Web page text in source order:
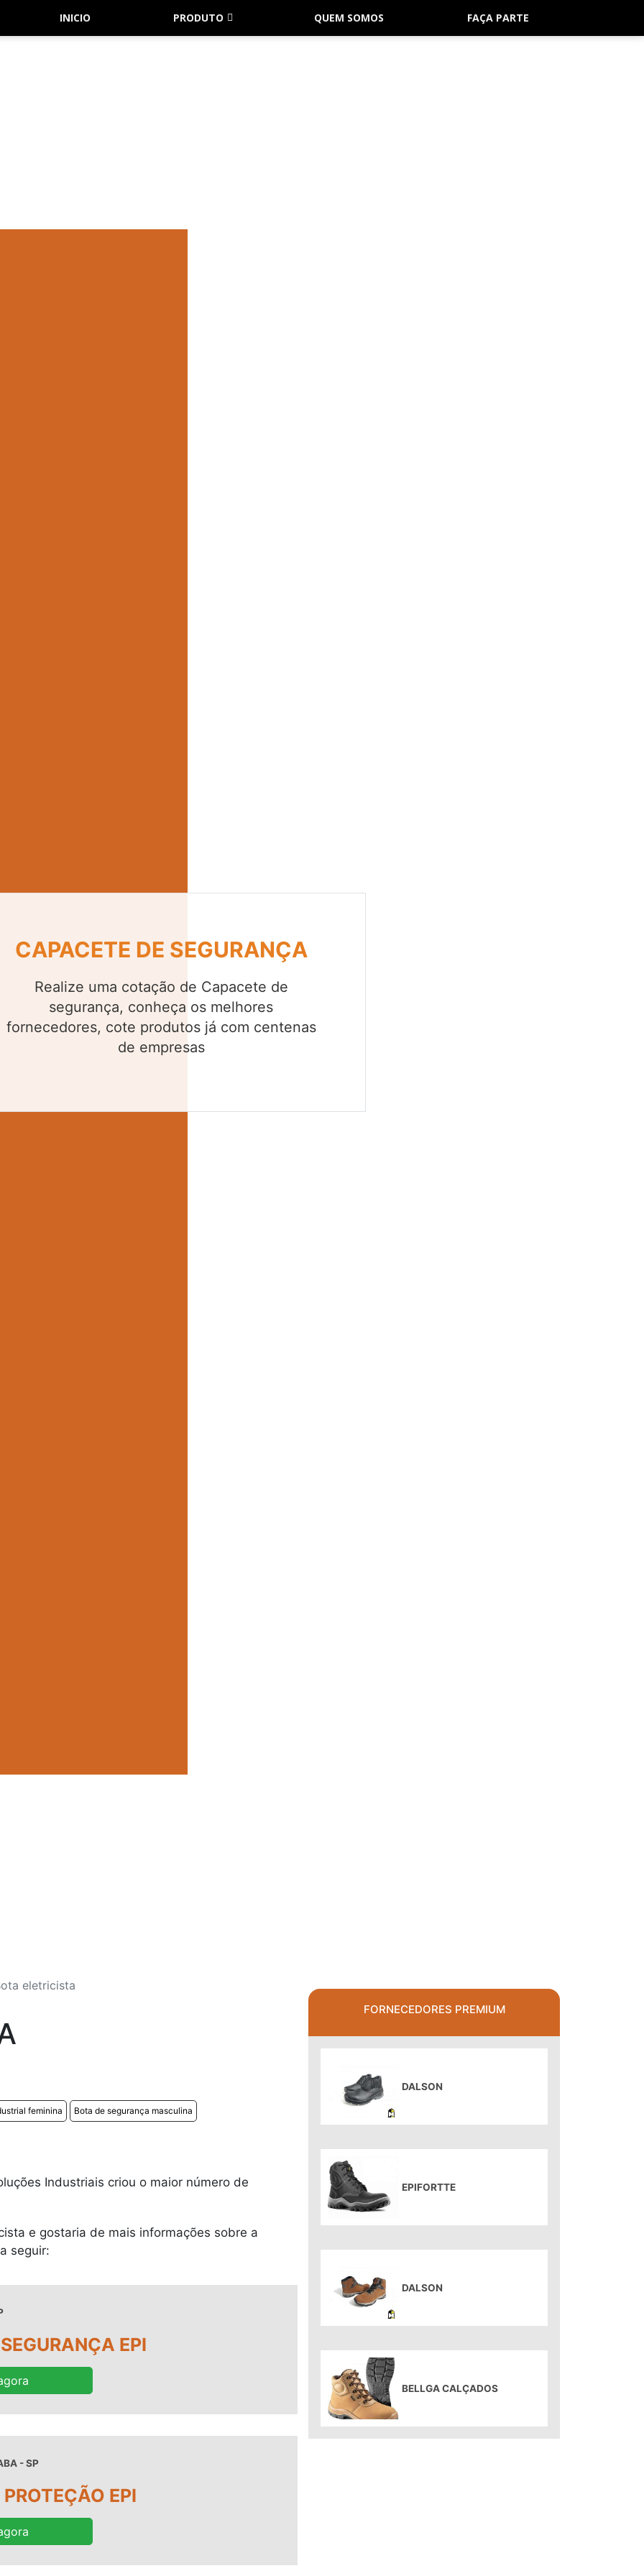
INICIO PRODUTO QUEM SOMOS FAÇA PARTE
CINTO DE SEGURANÇA
Realize uma cotação de Cinto de segurança,
conheça os melhores fornecedores, cote
produtos já com centenas de empresas
eletricista
feminina Bota de segurança masculina
Industriais criou o maior número de
e gostaria de mais informações sobre a
seguir:
EPI
- SP
EPI
FORNECEDORES PREMIUM
DALSON
EPIFORTTE
DALSON
BELLGA CALÇADOS